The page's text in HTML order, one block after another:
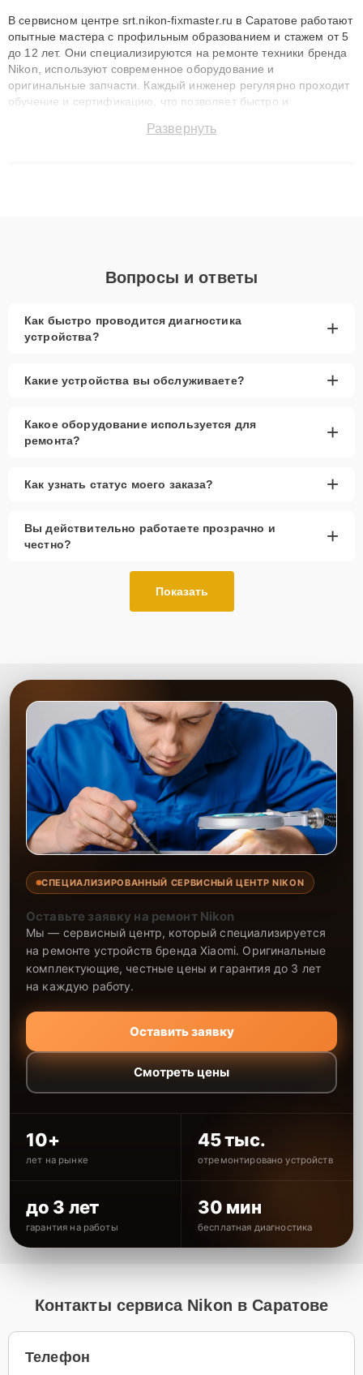
В сервисном центре srt.nikon-fixmaster.ru в Саратове работают
опытные мастера с профильным образованием и стажем от 5
до 12 лет. Они специализируются на ремонте техники бренда
Nikon, используют современное оборудование и
оригинальные запчасти. Каждый инженер регулярно проходит
обучение и сертификацию, что позволяет быстро и
сохранением гарантии до 3 лет. Наши мастера решают
Развернуть
Вопросы и ответы
Как быстро проводится диагностика
устройства?
+
Какие устройства вы обслуживаете? +
Какое оборудование используется для
ремонта?
+
Как узнать статус моего заказа? +
Вы действительно работаете прозрачно и
честно?
+
Показать
СПЕЦИАЛИЗИРОВАННЫЙ СЕРВИСНЫЙ ЦЕНТР NIKON
Оставьте заявку на ремонт Nikon
Мы — сервисный центр, который специализируется
на ремонте устройств бренда Xiaomi. Оригинальные
комплектующие, честные цены и гарантия до 3 лет
на каждую работу.
Оставить заявку
Смотреть цены
10+
лет на рынке
45 тыс.
отремонтировано устройств
до 3 лет
гарантия на работы
30 мин
бесплатная диагностика
Контакты сервиса Nikon в Саратове
Телефон